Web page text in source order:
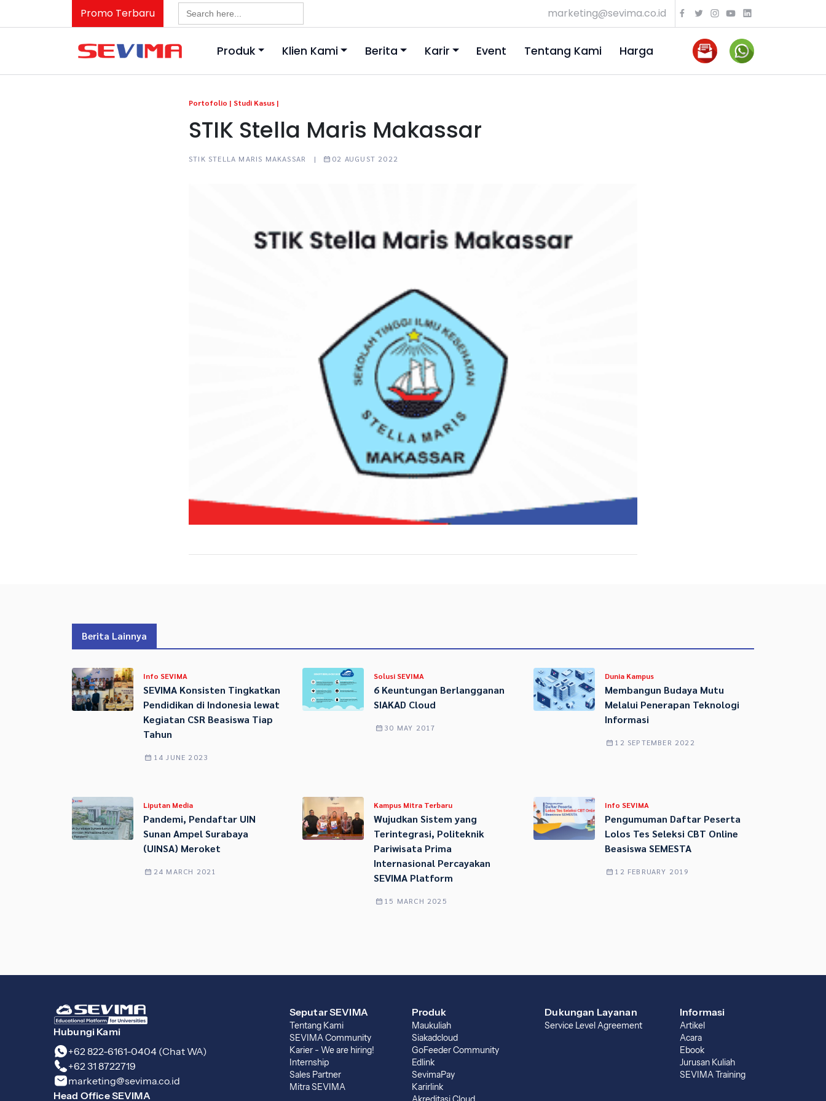
Promo Terbaru Search
for: marketing@sevima.co.id
Produk Klien Kami Berita Karir Event Tentang Kami Harga
Portofolio | Studi Kasus |
STIK Stella Maris Makassar
STIK STELLA MARIS MAKASSAR | 02 AUGUST 2022
Berita Lainnya
Info SEVIMA
SEVIMA Konsisten Tingkatkan
Pendidikan di Indonesia lewat
Kegiatan CSR Beasiswa Tiap
Tahun
14 JUNE 2023
Solusi SEVIMA
6 Keuntungan Berlangganan
SIAKAD Cloud
30 MAY 2017
Dunia Kampus
Membangun Budaya Mutu
Melalui Penerapan Teknologi
Informasi
12 SEPTEMBER 2022
Liputan Media
Pandemi, Pendaftar UIN
Sunan Ampel Surabaya
(UINSA) Meroket
24 MARCH 2021
Kampus Mitra Terbaru
Wujudkan Sistem yang
Terintegrasi, Politeknik
Pariwisata Prima
Internasional Percayakan
SEVIMA Platform
15 MARCH 2025
Info SEVIMA
Pengumuman Daftar Peserta
Lolos Tes Seleksi CBT Online
Beasiswa SEMESTA
12 FEBRUARY 2019
Hubungi Kami
+62 822-6161-0404 (Chat WA)
+62 31 8722719
marketing@sevima.co.id
Head Office SEVIMA
Seputar SEVIMA
Tentang Kami
SEVIMA Community
Karier - We are hiring!
Internship
Sales Partner
Mitra SEVIMA
Produk
Maukuliah
Siakadcloud
GoFeeder Community
Edlink
SevimaPay
Karirlink
Dukungan Layanan
Service Level Agreement
Informasi
Artikel
Acara
Ebook
Jurusan Kuliah
SEVIMA Training